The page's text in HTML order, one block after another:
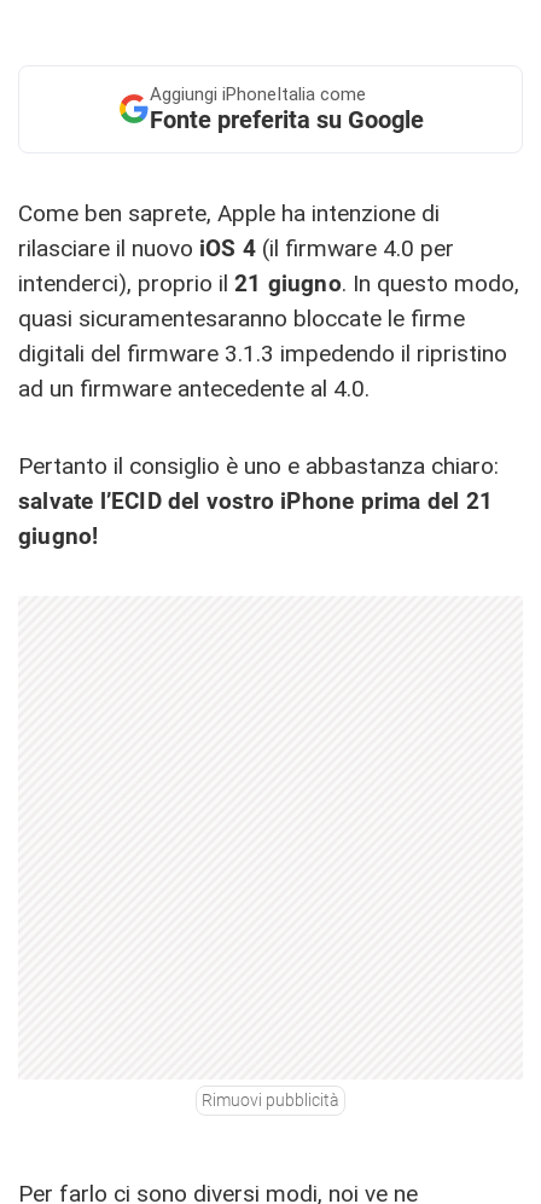
Aggiungi iPhoneItalia come
Fonte preferita su Google
Come ben saprete, Apple ha intenzione di
rilasciare il nuovo iOS 4 (il firmware 4.0 per
intenderci), proprio il 21 giugno. In questo modo,
quasi sicuramentesaranno bloccate le firme
digitali del firmware 3.1.3 impedendo il ripristino
ad un firmware antecedente al 4.0.
Pertanto il consiglio è uno e abbastanza chiaro:
salvate l’ECID del vostro iPhone prima del 21
giugno!
Rimuovi pubblicità
Per farlo ci sono diversi modi, noi ve ne